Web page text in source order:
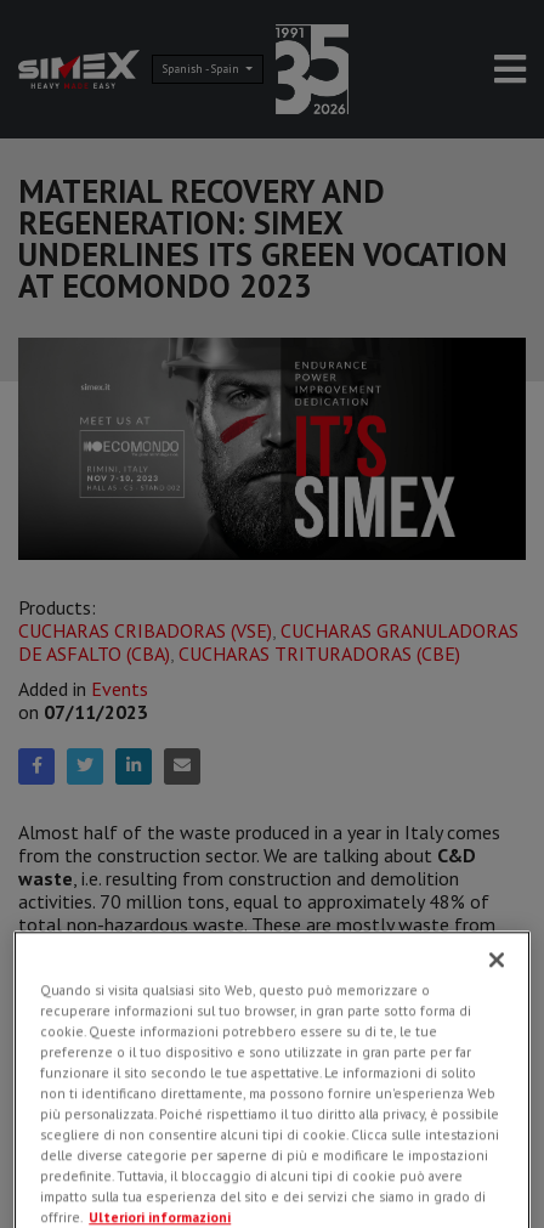
Spanish - Spain
MATERIAL RECOVERY AND
REGENERATION: SIMEX
UNDERLINES ITS GREEN VOCATION
AT ECOMONDO 2023
Products:
CUCHARAS CRIBADORAS (VSE), CUCHARAS GRANULADORAS
DE ASFALTO (CBA), CUCHARAS TRITURADORAS (CBE)
Added in Events
on 07/11/2023
Almost half of the waste produced in a year in Italy comes
from the construction sector. We are talking about C&D
waste, i.e. resulting from construction and demolition
activities. 70 million tons, equal to approximately 48% of
total non-hazardous waste. These are mostly waste from
Quando si visita qualsiasi sito Web, questo può memorizzare o
recuperare informazioni sul tuo browser, in gran parte sotto forma di
cookie. Queste informazioni potrebbero essere su di te, le tue
preferenze o il tuo dispositivo e sono utilizzate in gran parte per far
funzionare il sito secondo le tue aspettative. Le informazioni di solito
non ti identificano direttamente, ma possono fornire un'esperienza Web
più personalizzata. Poiché rispettiamo il tuo diritto alla privacy, è possibile
scegliere di non consentire alcuni tipi di cookie. Clicca sulle intestazioni
delle diverse categorie per saperne di più e modificare le impostazioni
predefinite. Tuttavia, il bloccaggio di alcuni tipi di cookie può avere
impatto sulla tua esperienza del sito e dei servizi che siamo in grado di
offrire. Ulteriori informazioni